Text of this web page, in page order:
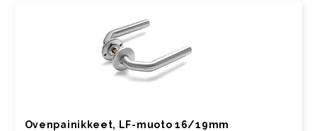
Ovenpainikkeet, LF-muoto 16/19mm